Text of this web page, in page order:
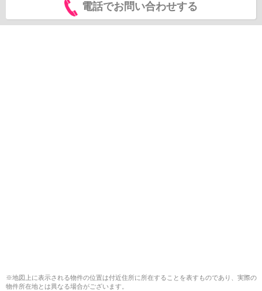
電話でお問い合わせする
※地図上に表示される物件の位置は付近住所に所在することを表すものであり、実際の
物件所在地とは異なる場合がございます。